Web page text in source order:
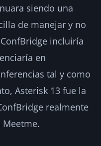
siendo una
de manejar y no
incluiría
en
tal y como
Asterisk 13 fue la
realmente